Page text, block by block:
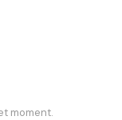
moment.